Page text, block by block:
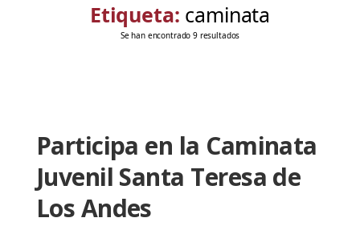
Etiqueta: caminata
Se han encontrado 9 resultados
Participa en la Caminata
Juvenil Santa Teresa de
Los Andes